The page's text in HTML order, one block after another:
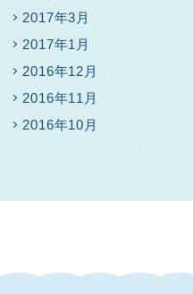
2017年3月
2017年1月
2016年12月
2016年11月
2016年10月